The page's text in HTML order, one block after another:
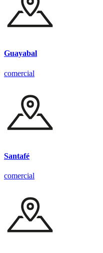
Guayabal
comercial
Santafé
comercial